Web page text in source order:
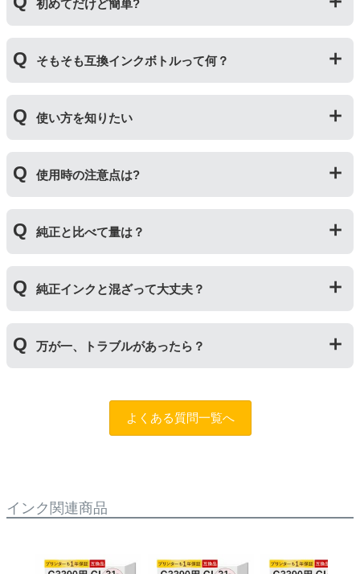
初めてだけど簡単?
をしているフィルムを直接カッターで切り、穴を開ける
工程があります。そのため純正品よりひと手間かかりま
そもそも互換インクボトルって何？
いる互換品です。サードパーティ製や社外品などとも言
われます。開発コストが低いため純正品よりも安価でご
使い方を知りたい
互換ボトルのフタを外す③封されているフィルムを切っ
て穴を開ける④フタを取り付けてプリンターに補充する
使用時の注意点は?
ていますが、互換品にはありません。プリンターにイン
クを補充する際は入れ間違いに十分ご注意ください。
純正と比べて量は？
【GI-390】
純正品：ブラック135ml/カラー各70ml
互換品：ブラック175ml/カラー各140ml
純正品：ブラック170ml/カラー各135ml
【GI-30】
純正品：ブラック170ml/カラー各70ml
純正インクと混ざって大丈夫？
ません。純正インクは高品質なので、互換インクを入れ
るのは純正インクを使い切った後の方がオススメです。
万が一、トラブルがあったら？
チャットロボット
」を設けておりますので、ご購入商品とご使用プリン
よくある質問一覧へ
インク関連商品